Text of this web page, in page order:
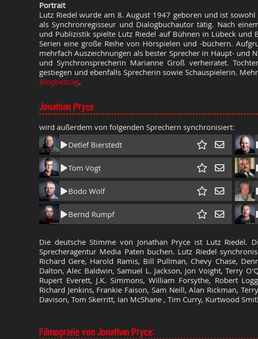
Portrait
Lutz Riedel wurde am 8. August 1947 geboren und ist
als Synchronregisseur und Dialogbuchautor tätig. Nach
und Publizistik spielte Lutz Riedel auf Bühnen in Lübeck
Serien eine große Reihe von Hörspielen und -büchern.
mehrfach Auszeichnungen als bester Sprecher in Haupt- und
und Synchronsprecherin Marianne Groß verheiratet.
gestiegen und ebenfalls Sprecherin sowie Schauspielerin.
Blogbeitrag.
Jonathan Pryce
wird außerdem von folgenden Sprechern synchronisiert:
Detlef Bierstedt
Tom Vogt
Bodo Wolf
Bernd Rumpf
Die deutsche Stimme von Jonathan Pryce ist Lutz Riedel.
Sprecheragentur Media Paten buchen. Lutz Riedel
Richard Gere, Harold Ramis, Bill Pullman, Chevy Chase,
Dalton, Alec Baldwin, Samuel L. Jackson, Jon Voight, Terry
Rupert Everett, J.K. Simmons, William Forsythe, Robert
Richard Jenkins, Frankie Faison, Sam Neill, Alan Rickman,
Davison, Tom Skerritt, Ian McShane , Tim Curry, Kurtwood
Filmografie von Jonathan Pryce: